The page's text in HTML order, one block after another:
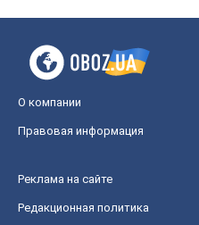
О компании
Правовая информация
Реклама на сайте
Редакционная политика